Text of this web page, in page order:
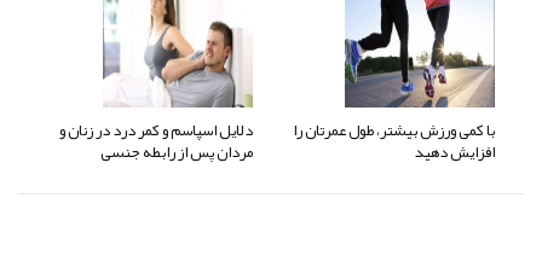
با کمی ورزش بیشتر، طول عمرتان را
افزایش دهید
دلایل اسپاسم و کمر درد در زنان و
مردان پس از رابطه جنسی